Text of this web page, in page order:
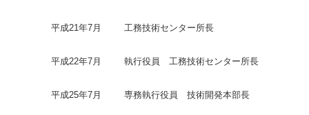
平成21年7月 工務技術センター所長
平成22年7月 執行役員 工務技術センター所長
平成25年7月 専務執行役員 技術開発本部長